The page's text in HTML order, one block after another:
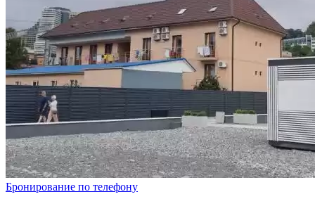
Бронирование по телефону